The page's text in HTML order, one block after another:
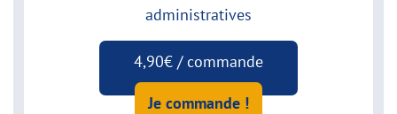
administratives
4,90€ / commande
Je commande !